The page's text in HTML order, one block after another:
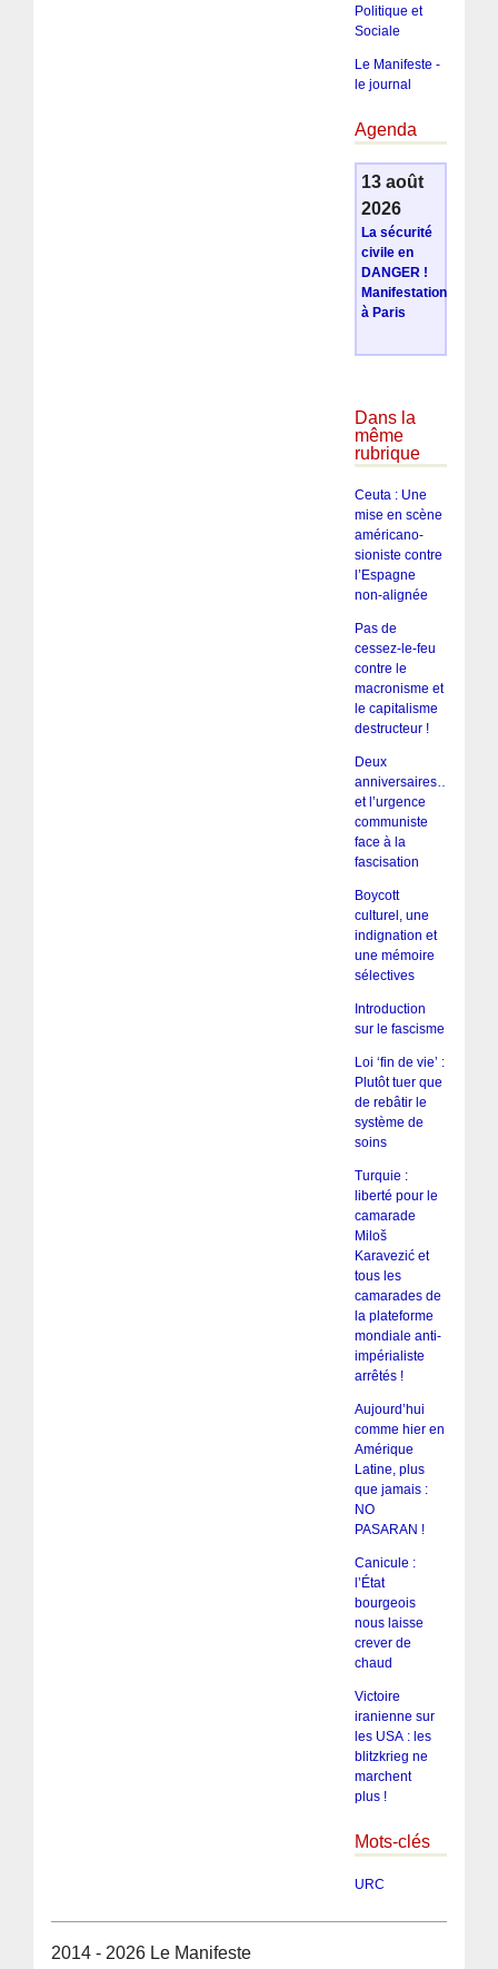
Politique et
Sociale
Le Manifeste -
le journal
Agenda
13 août
2026
La sécurité
civile en
DANGER !
Manifestation
à Paris
Dans la
même
rubrique
Ceuta : Une
mise en scène
américano-
sioniste contre
l’Espagne
non-alignée
Pas de
cessez-le-feu
contre le
macronisme et
le capitalisme
destructeur !
Deux
anniversaires…
et l’urgence
communiste
face à la
fascisation
Boycott
culturel, une
indignation et
une mémoire
sélectives
Introduction
sur le fascisme
Loi ‘fin de vie’ :
Plutôt tuer que
de rebâtir le
système de
soins
Turquie :
liberté pour le
camarade
Miloš
Karavezić et
tous les
camarades de
la plateforme
mondiale anti-
impérialiste
arrêtés !
Aujourd’hui
comme hier en
Amérique
Latine, plus
que jamais :
NO
PASARAN !
Canicule :
l’État
bourgeois
nous laisse
crever de
chaud
Victoire
iranienne sur
les USA : les
blitzkrieg ne
marchent
plus !
Mots-clés
URC
2014 - 2026 Le Manifeste